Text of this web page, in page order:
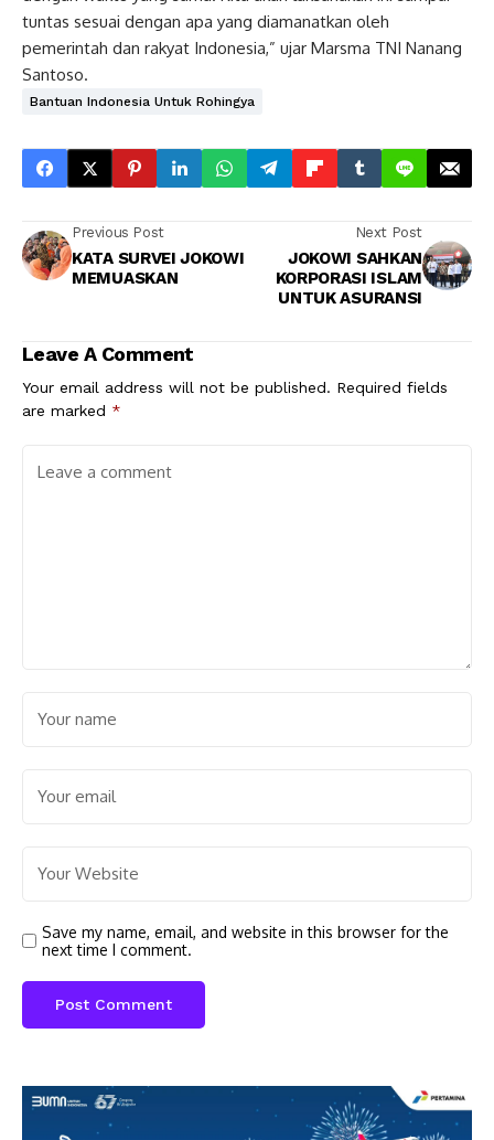
tuntas sesuai dengan apa yang diamanatkan oleh
pemerintah dan rakyat Indonesia,” ujar Marsma TNI Nanang
Santoso.
Bantuan Indonesia Untuk Rohingya
Previous Post
KATA SURVEI JOKOWI
MEMUASKAN
Next Post
JOKOWI SAHKAN
KORPORASI ISLAM
UNTUK ASURANSI
Leave A Comment
Your email address will not be published. Required fields
are marked *
Save my name, email, and website in this browser for the
next time I comment.